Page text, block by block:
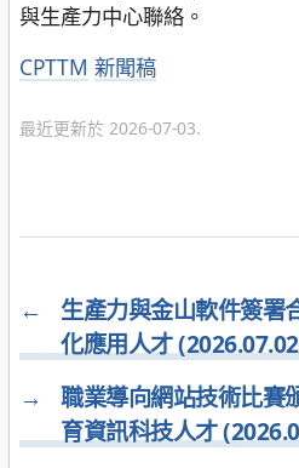
與生產力中心聯絡。
分
CPTTM 新聞稿
最近更新於 2026-07-03.
←
生產力與金山軟件簽署
化應用人才
→
職業導向網站技術比賽
育資訊科技人才